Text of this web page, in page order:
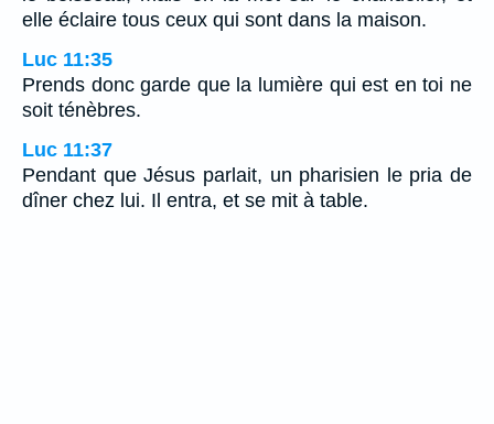
elle éclaire tous ceux qui sont dans la maison.
Luc 11:35
Prends donc garde que la lumière qui est en toi ne
soit ténèbres.
Luc 11:37
Pendant que Jésus parlait, un pharisien le pria de
dîner chez lui. Il entra, et se mit à table.